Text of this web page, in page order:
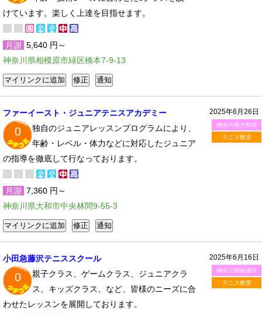
けています。楽しく上達を目指せます。
月謝 5,640 円～
神奈川県相模原市緑区橋本7-9-13
2025年6月26日
神奈川県大和市
テニス教室
ファーイースト・ジュニアテニスアカデミー
0
独自のジュニアレッスンプログラムにより、
年齢・レベル・体力などに対応したジュニア
の指導を徹底して行なっております。
月謝 7,360 円～
神奈川県大和市中央林間9-55-3
2025年6月16日
神奈川県綾瀬市
テニス教室
小田急藤沢テニススクール
0
親子クラス、ゲームクラス、ジュニアクラ
ス、キッズクラス、など、皆様のニーズに合
わせたレッスンを展開しております。